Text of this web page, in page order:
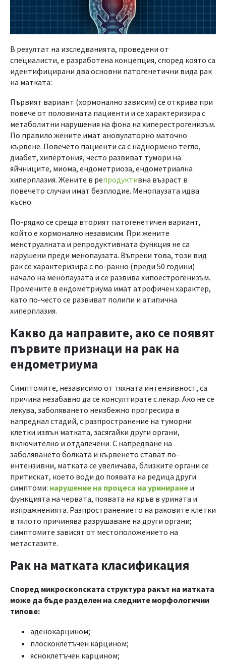
В резултат на изследванията, проведени от
специалисти, е разработена концепция, според която са
идентифицирани два основни патогенетични вида рак
на матката:
Първият вариант (хормонално зависим) се открива при
повече от половината пациенти и се характеризира с
метаболитни нарушения на фона на хиперестрогенизъм.
По правило жените имат ановулаторно маточно
кървене. Повечето пациенти са с наднормено тегло,
диабет, хипертония, често развиват тумори на
яйчниците, миома, ендометриоза, ендометриална
хиперплазия. Жените в репродуктивна възраст в
повечето случаи имат безплодие. Менопаузата идва
късно.
По-рядко се среща вторият патогенетичен вариант,
който е хормонално независим. При жените
менструалната и репродуктивната функция не са
нарушени преди менопаузата. Въпреки това, този вид
рак се характеризира с по-ранно (преди 50 години)
начало на менопаузата и се развива хипоестрогенизъм.
Промените в ендометриума имат атрофичен характер,
като по-често се развиват полипи и атипична
хиперплазия.
Какво да направите, ако се появят
първите признаци на рак на
ендометриума
Симптомите, независимо от тяхната интензивност, са
причина незабавно да се консултирате с лекар. Ако не се
лекува, заболяването неизбежно прогресира в
напреднал стадий, с разпространение на туморни
клетки извън матката, засягайки други органи,
включително и отдалечени. С напредване на
заболяването болката и кървенето стават по-
интензивни, матката се увеличава, близките органи се
притискат, което води до появата на редица други
симптоми: нарушение на процеса на уриниране и
функцията на червата, появата на кръв в урината и
изпражненията. Разпространението на раковите клетки
в тялото причинява разрушаване на други органи;
симптомите зависят от местоположението на
метастазите.
Рак на матката класификация
Според микроскопската структура ракът на матката
може да бъде разделен на следните морфологични
типове:
аденокарцином;
плоскоклетъчен карцином;
ясноклетъчен карцином;